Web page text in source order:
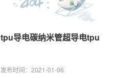
tpu导电碳纳米管超导电tpu
发布时间：2021-01-06